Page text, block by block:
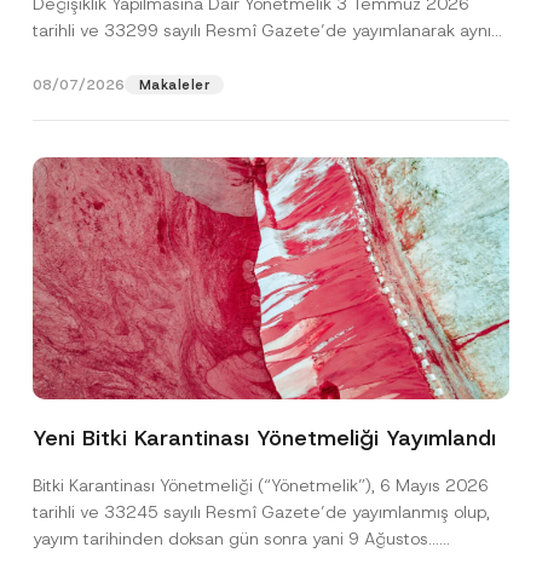
tarihli ve 33299 sayılı Resmî Gazete’de yayımlanarak aynı
08/07/2026 Makaleler
Yeni Bitki Karantinası Yönetmeliği Yayımlandı
Bitki Karantinası Yönetmeliği (“Yönetmelik”), 6 Mayıs 2026
tarihli ve 33245 sayılı Resmî Gazete’de yayımlanmış olup,
yayım tarihinden doksan gün sonra yani 9 Ağustos...
Ad*
Firma